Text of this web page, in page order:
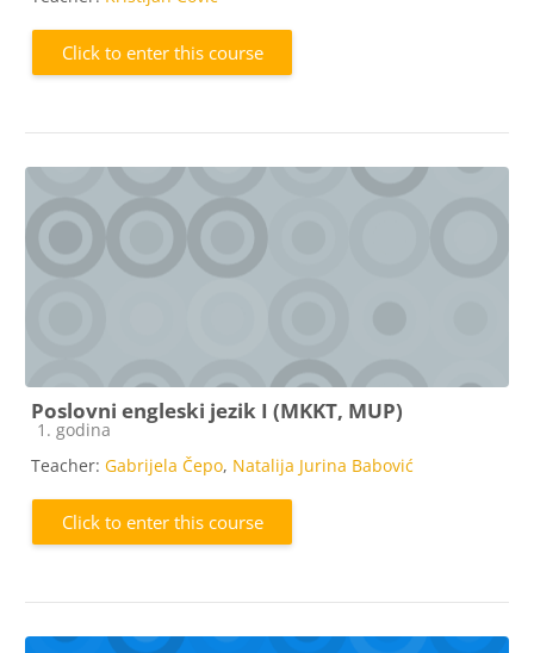
Click to enter this course
Poslovni engleski jezik I (MKKT, MUP)
Course category
1. godina
Teacher: Gabrijela Čepo, Natalija Jurina Babović
Click to enter this course